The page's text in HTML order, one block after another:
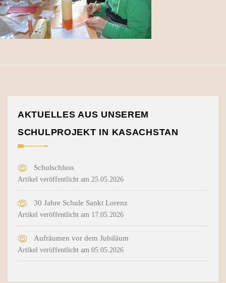
AKTUELLES AUS UNSEREM
SCHULPROJEKT IN KASACHSTAN
Schulschluss
Artikel veröffentlicht am 25.05.2026
30 Jahre Schule Sankt Lorenz
Artikel veröffentlicht am 17.05.2026
Aufräumen vor dem Jubiläum
Artikel veröffentlicht am 05.05.2026